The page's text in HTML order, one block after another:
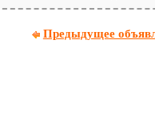
Предыдущее